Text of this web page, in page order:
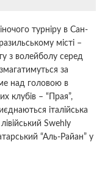
турніру в Сан-
місті –
з волейболу серед
за
над головою в
клубів – “Прая”,
італійська
Swehly
“Аль-Райан” у